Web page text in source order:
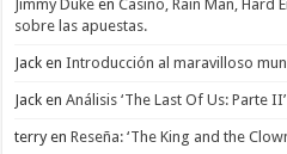
Jimmy Duke enCasino, Rain Man, Hard
sobre las apuestas.
Jack enIntroducción al maravilloso
Jack enAnálisis ‘The Last Of Us: Parte II’
terryenReseña: ‘The King and the